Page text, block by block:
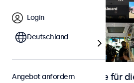
Touchscreen-Monitore für
Login
Deutschland
Angebot anfordern